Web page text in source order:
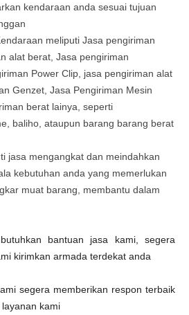
kendaraan anda sesuai tujuan
meliputi Jasa pengiriman
alat berat, Jasa pengiriman
Power Clip, jasa pengiriman alat
Genzet, Jasa Pengiriman Mesin
berat lainya, seperti
baliho, ataupun barang barang berat
jasa mengangkat dan meindahkan
kebutuhan anda yang memerlukan
muat barang, membantu dalam
bantuan jasa kami, segera
kirimkan armada terdekat anda
segera memberikan respon terbaik
kami